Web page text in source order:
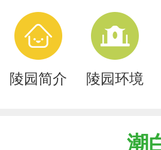
陵园简介 陵园环境
潮